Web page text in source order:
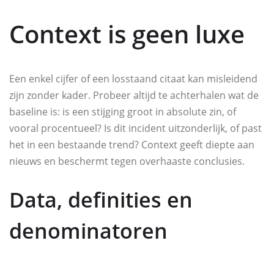
Context is geen luxe
Een enkel cijfer of een losstaand citaat kan misleidend
zijn zonder kader. Probeer altijd te achterhalen wat de
baseline is: is een stijging groot in absolute zin, of
vooral procentueel? Is dit incident uitzonderlijk, of past
het in een bestaande trend? Context geeft diepte aan
nieuws en beschermt tegen overhaaste conclusies.
Data, definities en
denominatoren